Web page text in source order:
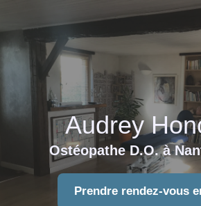
Audrey
Ostéopathe D.O. à
Prendre rendez-vous